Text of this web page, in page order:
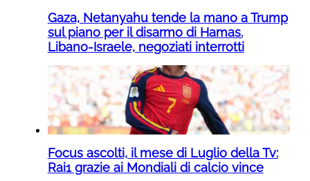
Gaza, Netanyahu tende la mano a Trump
sul piano per il disarmo di Hamas.
Libano-Israele, negoziati interrotti
Focus ascolti, il mese di Luglio della Tv:
Rai1 grazie ai Mondiali di calcio vince